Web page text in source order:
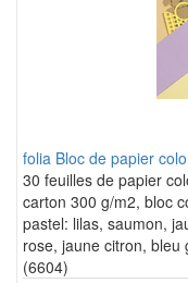
folia Bloc de papier
30 feuilles de papier
carton 300 g/m2, bloc
pastel: lilas, saumon,
rose, jaune citron,
(6604)